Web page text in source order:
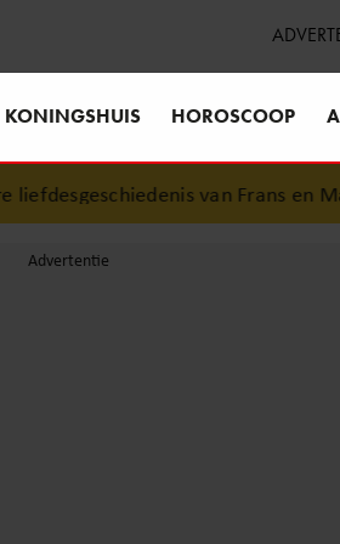
KONINGSHUIS HOROSCOOP
van Frans en